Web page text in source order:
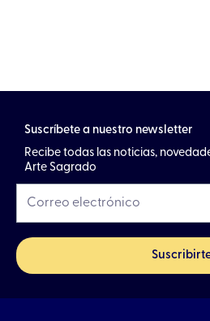
Suscríbete a nuestro newsletter
Recibe todas las noticias,
Arte Sagrado